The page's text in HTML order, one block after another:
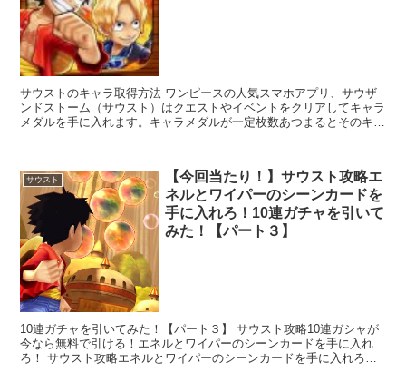
サウストのキャラ取得方法 ワンピースの人気スマホアプリ、サウザ
ンドストーム（サウスト）はクエストやイベントをクリアしてキャラ
メダルを手に入れます。キャラメダルが一定枚数あつまるとそのキャ
サウスト
【今回当たり！】サウスト攻略エ
ネルとワイパーのシーンカードを
手に入れろ！10連ガチャを引いて
みた！【パート３】
10連ガチャを引いてみた！【パート３】 サウスト攻略10連ガシャが
今なら無料で引ける！エネルとワイパーのシーンカードを手に入れ
ろ！ サウスト攻略エネルとワイパーのシーンカードを手に入れろ！